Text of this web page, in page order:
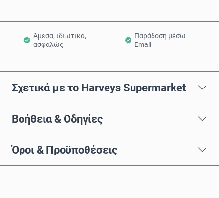
Άμεσα, ιδιωτικά,
ασφαλώς
Παράδοση μέσω
Email
Σχετικά με το Harveys Supermarket
Βοήθεια & Οδηγίες
Όροι & Προϋποθέσεις